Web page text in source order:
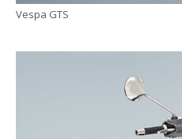
Vespa GTS